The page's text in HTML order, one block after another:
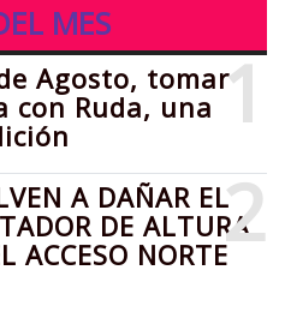
MES
1
Agosto, tomar
con Ruda, una
2
A DAÑAR EL
DE ALTURA
ACCESO NORTE